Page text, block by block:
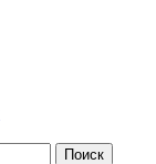
Поиск